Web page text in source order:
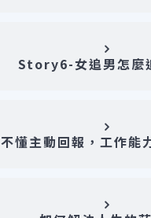
Story6-女追男怎麼
不懂主動回報，工作能